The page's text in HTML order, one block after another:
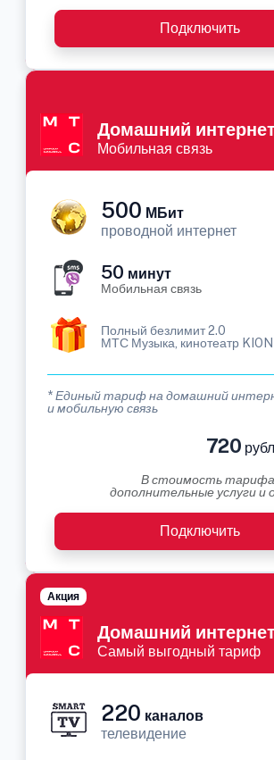
Подключить
Домашний
Мобильная связь
500 МБит
проводной интернет
50 минут
Мобильная связь
Полный безлимит 2.0
МТС Музыка, кинотеатр KION
* Единый тариф на домашний
и мобильную связь
720
В стоимость тарифа
дополнительные услуги и
Подключить
Домашний
Самый выгодный тариф
Акция
220 каналов
телевидение